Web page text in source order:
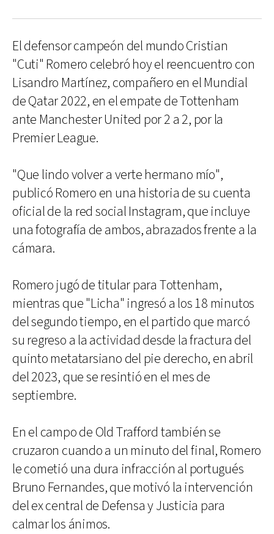
El defensor campeón del mundo Cristian
"Cuti" Romero celebró hoy el reencuentro con
Lisandro Martínez, compañero en el Mundial
de Qatar 2022, en el empate de Tottenham
ante Manchester United por 2 a 2, por la
Premier League.
"Que lindo volver a verte hermano mío",
publicó Romero en una historia de su cuenta
oficial de la red social Instagram, que incluye
una fotografía de ambos, abrazados frente a la
cámara.
Romero jugó de titular para Tottenham,
mientras que "Licha" ingresó a los 18 minutos
del segundo tiempo, en el partido que marcó
su regreso a la actividad desde la fractura del
quinto metatarsiano del pie derecho, en abril
del 2023, que se resintió en el mes de
septiembre.
En el campo de Old Trafford también se
cruzaron cuando a un minuto del final, Romero
le cometió una dura infracción al portugués
Bruno Fernandes, que motivó la intervención
del ex central de Defensa y Justicia para
calmar los ánimos.